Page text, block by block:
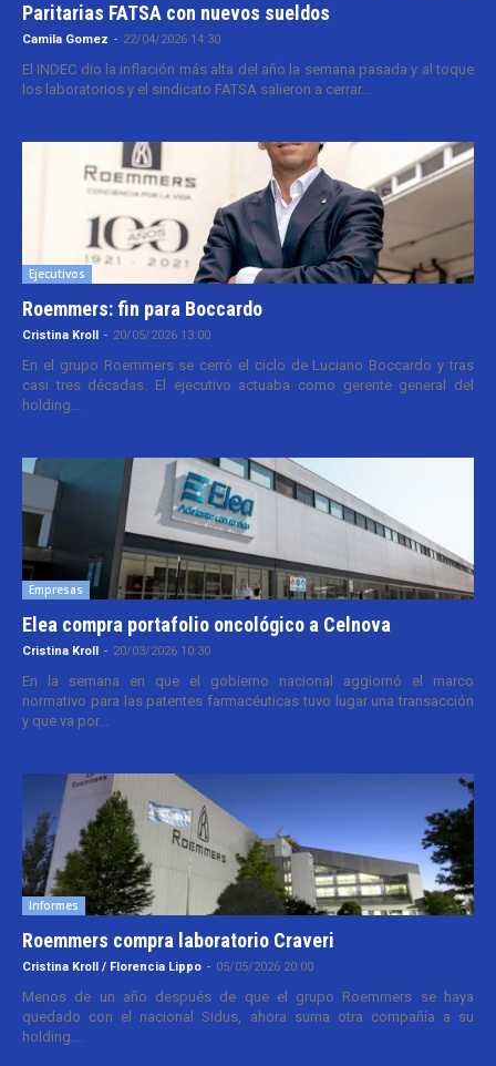
Paritarias FATSA con nuevos sueldos
Camila Gomez - 22/04/2026 14:30
El INDEC dio la inflación más alta del año la semana pasada y al toque
los laboratorios y el sindicato FATSA salieron a cerrar...
Ejecutivos
Roemmers: fin para Boccardo
Cristina Kroll - 20/05/2026 13:00
En el grupo Roemmers se cerró el ciclo de Luciano Boccardo y tras
casi tres décadas. El ejecutivo actuaba como gerente general del
holding...
Empresas
Elea compra portafolio oncológico a Celnova
Cristina Kroll - 20/03/2026 10:30
En la semana en que el gobierno nacional aggiornó el marco
normativo para las patentes farmacéuticas tuvo lugar una transacción
y que va por...
Informes
Roemmers compra laboratorio Craveri
Cristina Kroll / Florencia Lippo - 05/05/2026 20:00
Menos de un año después de que el grupo Roemmers se haya
quedado con el nacional Sidus, ahora suma otra compañía a su
holding....